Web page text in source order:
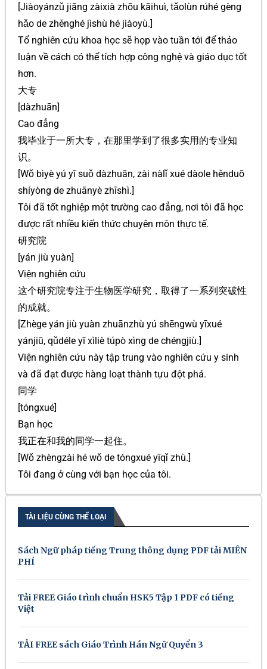
[Jiàoyánzǔ jiāng zàixià zhōu kāihuì, tǎolùn rúhé gèng
hǎo de zhěnghé jìshù hé jiàoyù.]
Tổ nghiên cứu khoa học sẽ họp vào tuần tới để thảo
luận về cách có thể tích hợp công nghệ và giáo dục tốt
hơn.
大专
[dàzhuān]
Cao đẳng
我毕业于一所大专，在那里学到了很多实用的专业知
识。
[Wǒ bìyè yú yī suǒ dàzhuān, zài nàlǐ xué dàole hěnduō
shíyòng de zhuānyè zhīshì.]
Tôi đã tốt nghiệp một trường cao đẳng, nơi tôi đã học
được rất nhiều kiến thức chuyên môn thực tế.
研究院
[yán jiù yuàn]
Viện nghiên cứu
这个研究院专注于生物医学研究，取得了一系列突破性
的成就。
[Zhège yán jiù yuàn zhuānzhù yú shēngwù yīxué
yánjiū, qǔdéle yī xìliè túpò xìng de chéngjiù.]
Viện nghiên cứu này tập trung vào nghiên cứu y sinh
và đã đạt được hàng loạt thành tựu đột phá.
同学
[tóngxué]
Bạn học
我正在和我的同学一起住。
[Wǒ zhèngzài hé wǒ de tóngxué yīqǐ zhù.]
Tôi đang ở cùng với bạn học của tôi.
TÀI LIỆU CÙNG THỂ LOẠI
Sách Ngữ pháp tiếng Trung thông dụng PDF tải MIỄN
PHÍ
Tải FREE Giáo trình chuẩn HSK5 Tập 1 PDF có tiếng
Việt
TẢI FREE sách Giáo Trình Hán Ngữ Quyển 3